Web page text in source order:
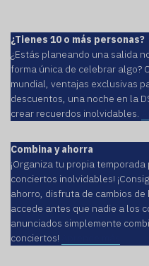
¿Tienes 10 o más personas?
¿Estás planeando una salida
forma única de celebrar algo?
mundial, ventajas exclusivas
descuentos, una noche en la
crear recuerdos inolvidables.
Combina y ahorra
¡Organiza tu propia
conciertos inolvidables!
ahorro, disfruta de cambios
accede antes que nadie a los
anunciados simplemente
conciertos!